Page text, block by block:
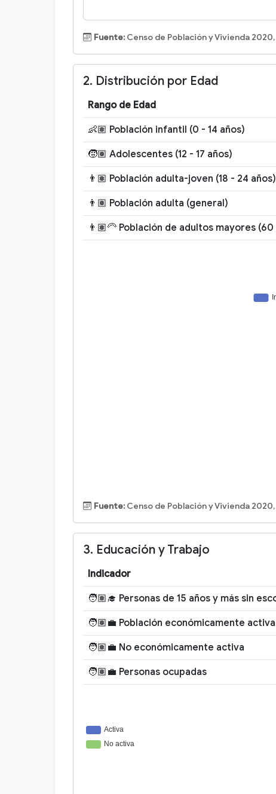
Fuente: Censo de Población y Vivienda 2020,
2. Distribución por Edad
Rango de Edad
👶🏽 Población infantil (0 - 14 años)
🧒🏽 Adolescentes (12 - 17 años)
👨🏽 Población adulta-joven (18 - 24 años)
👨🏽 Población adulta (general)
👨🏽‍🦳 Población de adultos mayores (60
Fuente: Censo de Población y Vivienda 2020,
3. Educación y Trabajo
Indicador
🧑🏽‍🎓 Personas de 15 años y más sin
🧑🏽‍💼 Población económicamente activa
🧑🏽‍💼 No económicamente activa
🧑🏽‍💼 Personas ocupadas